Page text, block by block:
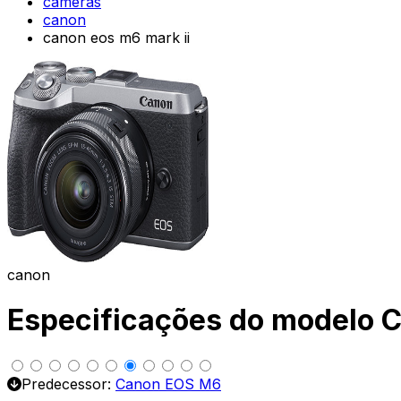
canon
canon eos m6 mark ii
canon
Especificações do modelo
Predecessor: Canon EOS M6